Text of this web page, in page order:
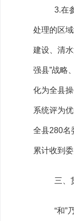
3.在
处理的区
建设、清
强县”战略
化为全县
系统评为
全县280名
累计收到
三、
“和”